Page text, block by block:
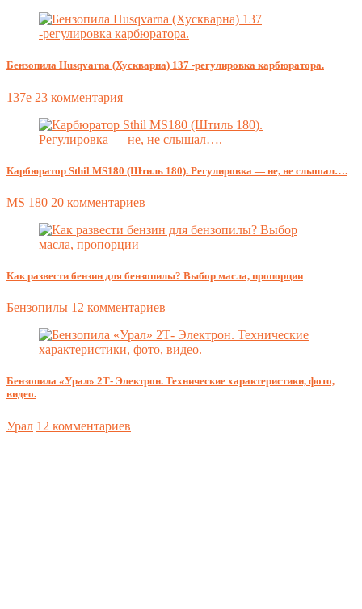
Бензопила Husqvarna (Хускварна) 137 -регулировка карбюратора.
137e 23 комментария
Карбюратор Sthil MS180 (Штиль 180). Регулировка — не, не слышал….
MS 180 20 комментариев
Как развести бензин для бензопилы? Выбор масла, пропорции
Бензопилы 12 комментариев
Бензопила «Урал» 2Т- Электрон. Технические характеристики, фото,
видео.
Урал 12 комментариев